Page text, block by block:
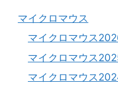
マイクロマウス
マイクロマウス
マイクロマウス
マイクロマウス